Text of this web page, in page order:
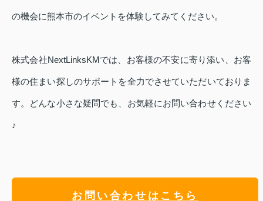
の機会に熊本市のイベントを体験してみてください。
株式会社NextLinksKMでは、お客様の不安に寄り添い、お客
様の住まい探しのサポートを全力でさせていただいておりま
す。どんな小さな疑問でも、お気軽にお問い合わせください
♪
お問い合わせはこちら